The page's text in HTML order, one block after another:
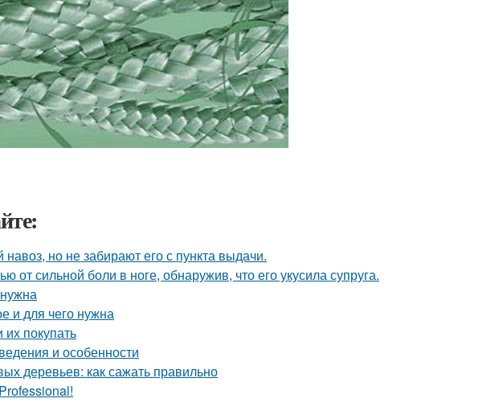
но не забирают его с пункта выдачи.
от сильной боли в ноге, обнаружив, что его укусила супруга.
и для чего нужна
их покупать
и особенности
деревьев: как сажать правильно